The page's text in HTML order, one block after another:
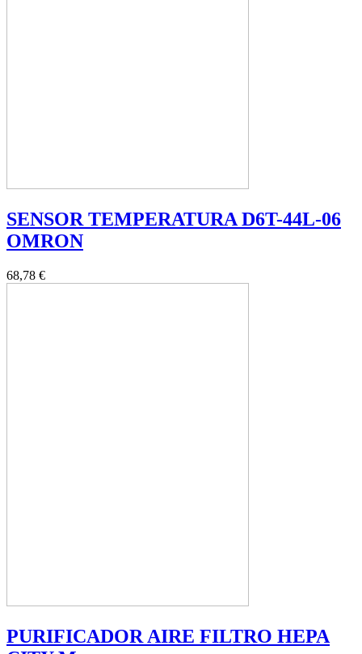
SENSOR TEMPERATURA D6T-44L-06
OMRON
68,78 €
PURIFICADOR AIRE FILTRO HEPA